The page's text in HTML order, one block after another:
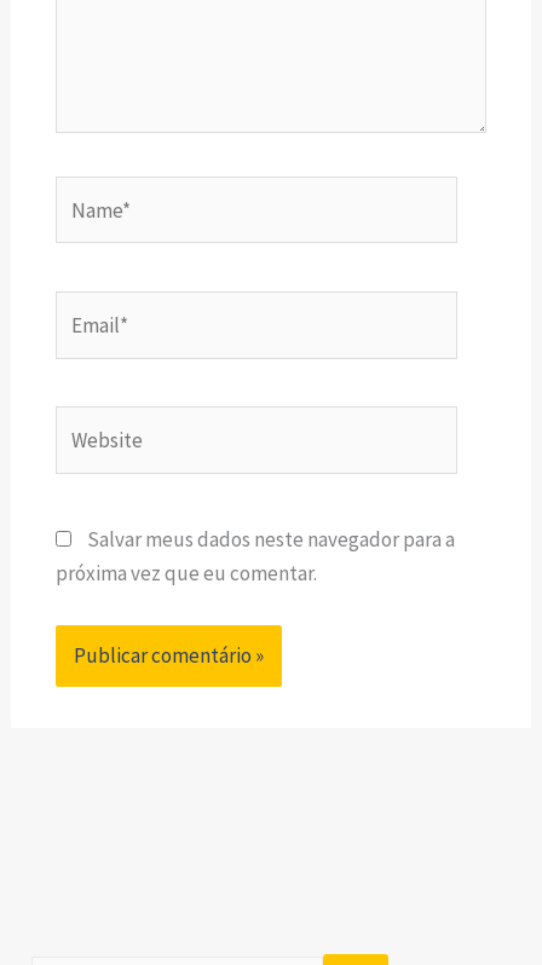
Salvar meus dados neste navegador para a
próxima vez que eu comentar.